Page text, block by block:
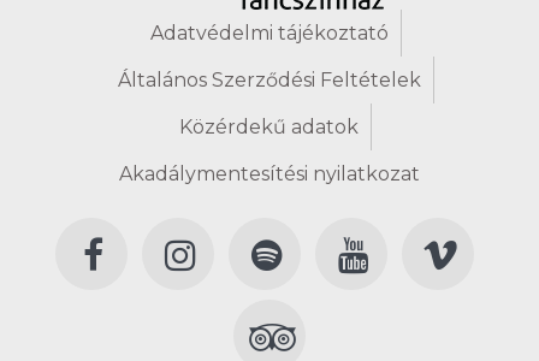
Adatvédelmi tájékoztató
Általános Szerződési Feltételek
Közérdekű adatok
Akadálymentesítési nyilatkozat